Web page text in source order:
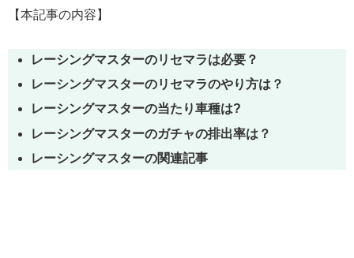
【本記事の内容】
レーシングマスターのリセマラは必要？
レーシングマスターのリセマラのやり方は？
レーシングマスターの当たり車種は?
レーシングマスターのガチャの排出率は？
レーシングマスターの関連記事